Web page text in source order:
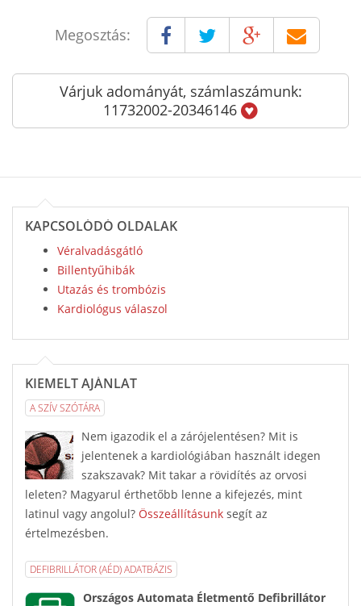
Megosztás:
Várjuk adományát, számlaszámunk:
11732002-20346146
KAPCSOLÓDÓ OLDALAK
Véralvadásgátló
Billentyűhibák
Utazás és trombózis
Kardiológus válaszol
KIEMELT AJÁNLAT
A SZÍV SZÓTÁRA
Nem igazodik el a zárójelentésen? Mit is
jelentenek a kardiológiában használt idegen
szakszavak? Mit takar a rövidítés az orvosi
leleten? Magyarul érthetőbb lenne a kifejezés, mint
latinul vagy angolul? Összeállításunk segít az
értelmezésben.
DEFIBRILLÁTOR (AÉD) ADATBÁZIS
Országos Automata Életmentő Defibrillátor